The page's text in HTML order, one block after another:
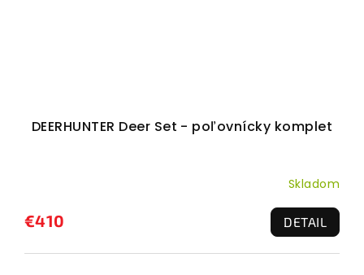
DEERHUNTER Deer Set - poľovnícky komplet
Skladom
€410 DETAIL